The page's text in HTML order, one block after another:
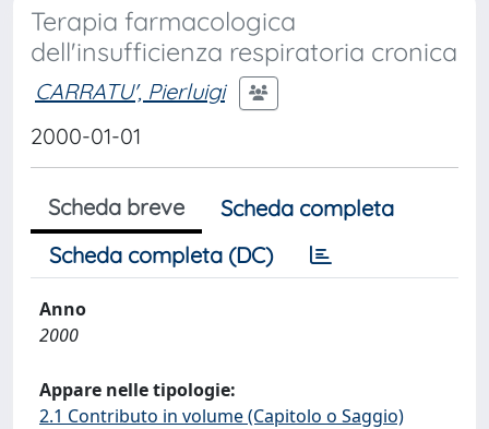
Terapia farmacologica
dell'insufficienza respiratoria cronica
CARRATU', Pierluigi
2000-01-01
Scheda breve
Scheda completa
Scheda completa (DC)
Anno
2000
Appare nelle tipologie:
2.1 Contributo in volume (Capitolo o Saggio)